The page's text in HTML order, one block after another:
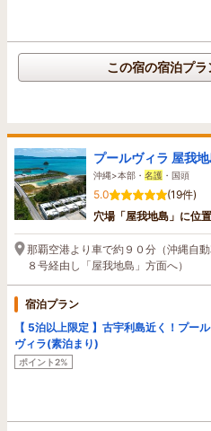
この宿の宿泊プ
プールヴィラ 屋我
沖縄>本部・ 名護 ・国頭
5.0
(19件)
穴場「屋我地島」に位
那覇空港より車で約９０分（沖縄自
８号経由し「屋我地島」方面へ）
宿泊プラン
【 5泊以上限定 】古宇利島近く！プー
ヴィラ(素泊まり)
ポイント2%